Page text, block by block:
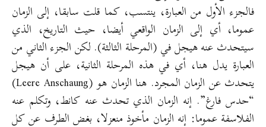
فالجزء الأول من العبارة، ينتسب، كما قلت سابقا، إلى الزمان
عموما، أي إلى الزمان الواقعي أيضا، حيث التاريخ، الذي
سيتحدث عنه هيجل في (المرحلة الثالثة). لكن الجزء الثاني من
العبارة يدل هنا، أي في هذه المرحلة الثانية، على أن هيجل
يتحدث عن الزمان المجرد. هنا الزمان هو (Leere Anschaung)
“حدس فارغ”. إنه الزمان الذي تحدث عنه كانط، وتكلم عنه
الفلاسفة عموما: إنه الزمان مأخوذ منعزلا، بغض الطرف عن كل